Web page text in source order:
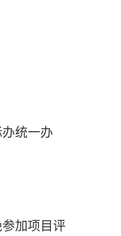
统一办
加项目评